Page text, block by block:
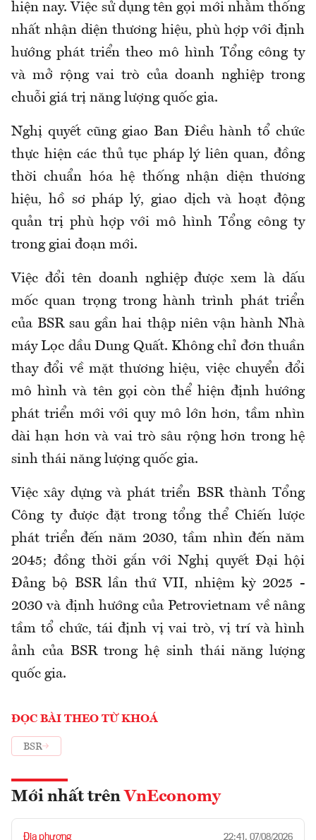
hiện nay. Việc sử dụng tên gọi mới nhằm thống
nhất nhận diện thương hiệu, phù hợp với định
hướng phát triển theo mô hình Tổng công ty
và mở rộng vai trò của doanh nghiệp trong
chuỗi giá trị năng lượng quốc gia.
Nghị quyết cũng giao Ban Điều hành tổ chức
thực hiện các thủ tục pháp lý liên quan, đồng
thời chuẩn hóa hệ thống nhận diện thương
hiệu, hồ sơ pháp lý, giao dịch và hoạt động
quản trị phù hợp với mô hình Tổng công ty
trong giai đoạn mới.
Việc đổi tên doanh nghiệp được xem là dấu
mốc quan trọng trong hành trình phát triển
của BSR sau gần hai thập niên vận hành Nhà
máy Lọc dầu Dung Quất. Không chỉ đơn thuần
thay đổi về mặt thương hiệu, việc chuyển đổi
mô hình và tên gọi còn thể hiện định hướng
phát triển mới với quy mô lớn hơn, tầm nhìn
dài hạn hơn và vai trò sâu rộng hơn trong hệ
sinh thái năng lượng quốc gia.
Việc xây dựng và phát triển BSR thành Tổng
Công ty được đặt trong tổng thể Chiến lược
phát triển đến năm 2030, tầm nhìn đến năm
2045; đồng thời gắn với Nghị quyết Đại hội
Đảng bộ BSR lần thứ VII, nhiệm kỳ 2025 -
2030 và định hướng của Petrovietnam về nâng
tầm tổ chức, tái định vị vai trò, vị trí và hình
ảnh của BSR trong hệ sinh thái năng lượng
quốc gia.
ĐỌC BÀI THEO TỪ KHOÁ
BSR
Mới nhất trên VnEconomy
Địa phương 22:41, 07/08/2026